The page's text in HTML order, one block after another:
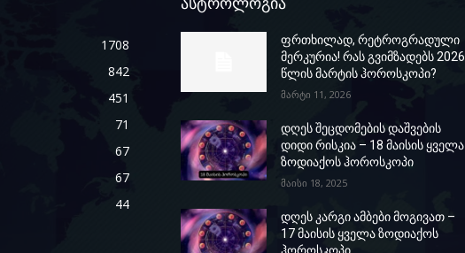
1708
842
451
71
67
67
44
ფრთხილად, რეტროგრადული
მერკურია! რას გვიმზადებს 2026
წლის მარტის ჰოროსკოპი?
მარტი 11, 2026
დღეს შეცდომების დაშვების
დიდი რისკია – 18 მაისის ყველა
ზოდიაქოს ჰოროსკოპი
მაისი 18, 2025
დღეს კარგი ამბები მოგივათ –
17 მაისის ყველა ზოდიაქოს